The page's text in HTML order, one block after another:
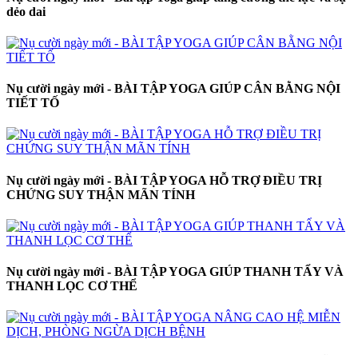
dẻo dai
Nụ cười ngày mới - BÀI TẬP YOGA GIÚP CÂN BẰNG NỘI
TIẾT TỐ
Nụ cười ngày mới - BÀI TẬP YOGA HỖ TRỢ ĐIỀU TRỊ
CHỨNG SUY THẬN MÃN TÍNH
Nụ cười ngày mới - BÀI TẬP YOGA GIÚP THANH TẨY VÀ
THANH LỌC CƠ THỂ